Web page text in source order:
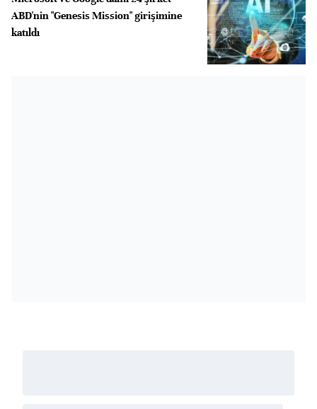
ABD'nin "Genesis Mission" girişimine
katıldı